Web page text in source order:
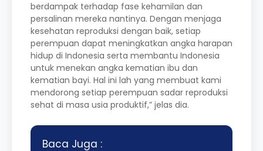
berdampak terhadap fase kehamilan dan
persalinan mereka nantinya. Dengan menjaga
kesehatan reproduksi dengan baik, setiap
perempuan dapat meningkatkan angka harapan
hidup di Indonesia serta membantu Indonesia
untuk menekan angka kematian ibu dan
kematian bayi. Hal ini lah yang membuat kami
mendorong setiap perempuan sadar reproduksi
sehat di masa usia produktif,” jelas dia.
Baca Juga :